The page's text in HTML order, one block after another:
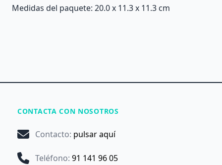
Medidas del paquete: 20.0 x 11.3 x 11.3 cm
CONTACTA CON NOSOTROS
Contacto: pulsar aquí
Teléfono: 91 141 96 05